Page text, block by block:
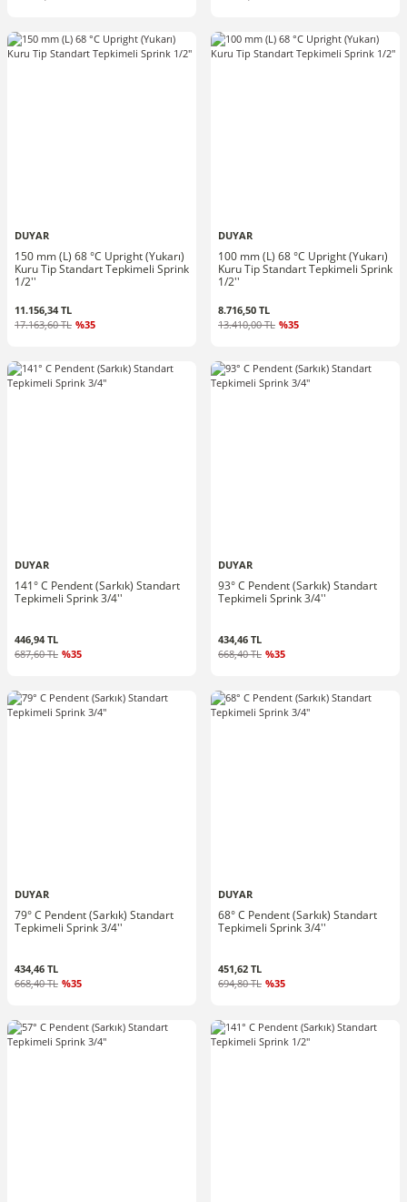
DUYAR
150 mm (L) 68 °C Upright (Yukarı)
Kuru Tip Standart Tepkimeli Sprink
1/2''
11.156,34 TL
17.163,60 TL %35
DUYAR
100 mm (L) 68 °C Upright (Yukarı)
Kuru Tip Standart Tepkimeli Sprink
1/2''
8.716,50 TL
13.410,00 TL %35
DUYAR
141° C Pendent (Sarkık) Standart
Tepkimeli Sprink 3/4''
446,94 TL
687,60 TL %35
DUYAR
93° C Pendent (Sarkık) Standart
Tepkimeli Sprink 3/4''
434,46 TL
668,40 TL %35
DUYAR
79° C Pendent (Sarkık) Standart
Tepkimeli Sprink 3/4''
434,46 TL
668,40 TL %35
DUYAR
68° C Pendent (Sarkık) Standart
Tepkimeli Sprink 3/4''
451,62 TL
694,80 TL %35